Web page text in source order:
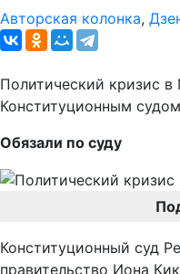
Авторская колонка,
Политический кризис
Конституционным
Обязали по суду
Конституционный суд
правительство Иона